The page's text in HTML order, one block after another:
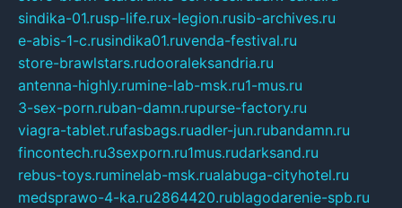
sindika-01.rusp-life.rux-legion.rusib-archives.ru
e-abis-1-c.rusindika01.ruvenda-festival.ru
store-brawlstars.rudooraleksandria.ru
antenna-highly.rumine-lab-msk.ru1-mus.ru
3-sex-porn.ruban-damn.rupurse-factory.ru
viagra-tablet.rufasbags.ruadler-jun.rubandamn.ru
fincontech.ru3sexporn.ru1mus.rudarksand.ru
rebus-toys.ruminelab-msk.rualabuga-cityhotel.ru
medsprawo-4-ka.ru2864420.rublagodarenie-spb.ru